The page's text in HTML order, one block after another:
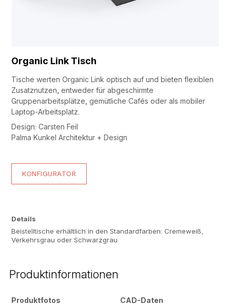
Organic Link Tisch
Tische werten Organic Link optisch auf und bieten flexiblen
Zusatznutzen, entweder für abgeschirmte
Gruppenarbeitsplätze, gemütliche Cafés oder als mobiler
Laptop-Arbeitsplatz.
Design: Carsten Feil
Palma Kunkel Architektur + Design
KONFIGURATOR
Details
Beistelltische erhältlich in den Standardfarben: Cremeweiß,
Verkehrsgrau oder Schwarzgrau
Produktinformationen
Produktfotos CAD-Daten